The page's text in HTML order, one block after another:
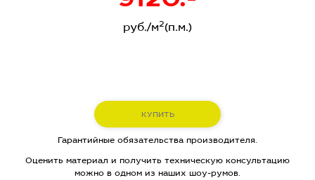
руб./м2(п.м.)
КУПИТЬ
Гарантийные обязательства производителя.
Оценить материал и получить техническую консультацию
можно в одном из наших шоу-румов.